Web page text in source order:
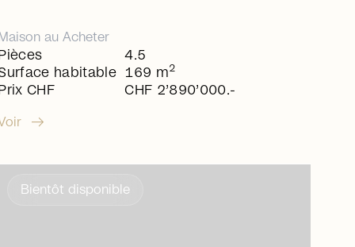
Maison auAcheter
Pièces
habitable
Prix CHF
4.5
169 m2
CHF 2’890’000.-
arrow_right_alt
Bientôt disponible